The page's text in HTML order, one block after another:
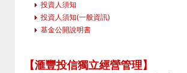
投資人須知
投資人須知(一般資訊)
基金公開說明書
【滙豐投信獨立經營管理】